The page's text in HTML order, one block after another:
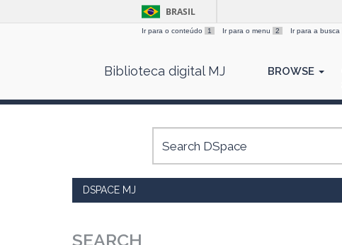
BRASIL
Ir para o conteúdo 1 Ir para o menu 2 Ir para a busca
Biblioteca digital MJ BROWSE
DSPACE MJ
SEARCH